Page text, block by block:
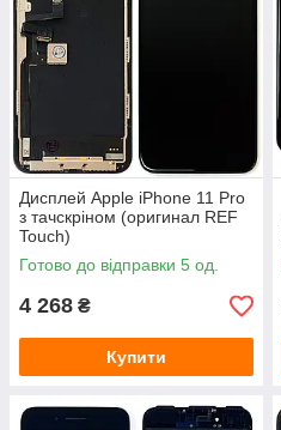
Дисплей Apple iPhone 11 Pro
з тачскріном (оригинал REF
Touch)
Готово до відправки 5 од.
4 268 ₴
Купити